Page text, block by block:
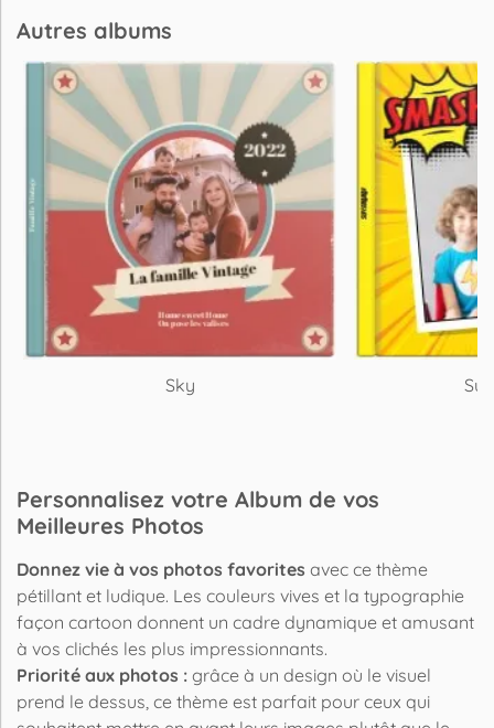
Autres albums
Sky
Personnalisez votre Album de vos
Meilleures Photos
Donnez vie à vos photos favorites avec ce thème
pétillant et ludique. Les couleurs vives et la typographie
façon cartoon donnent un cadre dynamique et amusant
à vos clichés les plus impressionnants.
Priorité aux photos : grâce à un design où le visuel
prend le dessus, ce thème est parfait pour ceux qui